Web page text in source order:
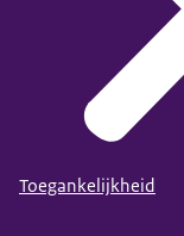
Toegankelijkheid